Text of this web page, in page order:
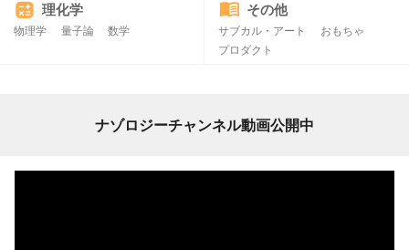
理化学
物理学 量子論 数学
その他
サブカル・アート
おもちゃ
プロダクト
ナゾロジーチャンネル動画公開中